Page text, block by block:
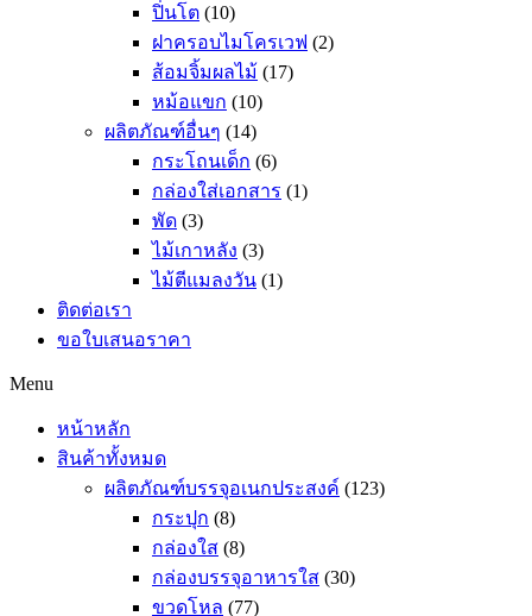
ปิ่นโต (10)
ฝาครอบไมโครเวฟ (2)
ส้อมจิ้มผลไม้ (17)
หม้อแขก (10)
ผลิตภัณฑ์อื่นๆ (14)
กระโถนเด็ก (6)
กล่องใส่เอกสาร (1)
พัด (3)
ไม้เกาหลัง (3)
ไม้ตีแมลงวัน (1)
ติดต่อเรา
ขอใบเสนอราคา
Menu
หน้าหลัก
สินค้าทั้งหมด
ผลิตภัณฑ์บรรจุอเนกประสงค์ (123)
กระปุก (8)
กล่องใส (8)
กล่องบรรจุอาหารใส (30)
ขวดโหล (77)